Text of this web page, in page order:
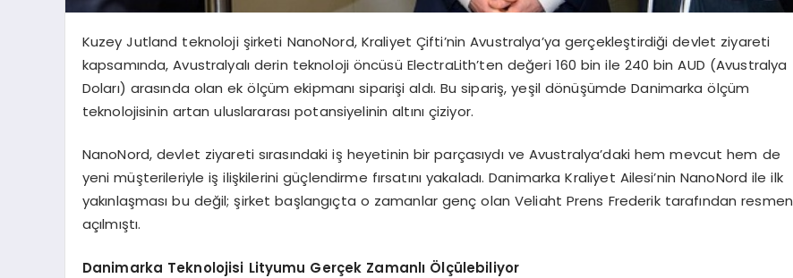
Kuzey Jutland teknoloji şirketi NanoNord, Kraliyet Çifti’nin Avustralya’ya gerçekleştirdiği devlet ziyareti
kapsamında, Avustralyalı derin teknoloji öncüsü ElectraLith’ten değeri 160 bin ile 240 bin AUD (Avustralya
Doları) arasında olan ek ölçüm ekipmanı siparişi aldı. Bu sipariş, yeşil dönüşümde Danimarka ölçüm
teknolojisinin artan uluslararası potansiyelinin altını çiziyor.
NanoNord, devlet ziyareti sırasındaki iş heyetinin bir parçasıydı ve Avustralya’daki hem mevcut hem de
yeni müşterileriyle iş ilişkilerini güçlendirme fırsatını yakaladı. Danimarka Kraliyet Ailesi’nin NanoNord ile ilk
yakınlaşması bu değil; şirket başlangıçta o zamanlar genç olan Veliaht Prens Frederik tarafından resmen
açılmıştı.
Danimarka Teknolojisi Lityumu Gerçek Zamanlı Ölçülebiliyor